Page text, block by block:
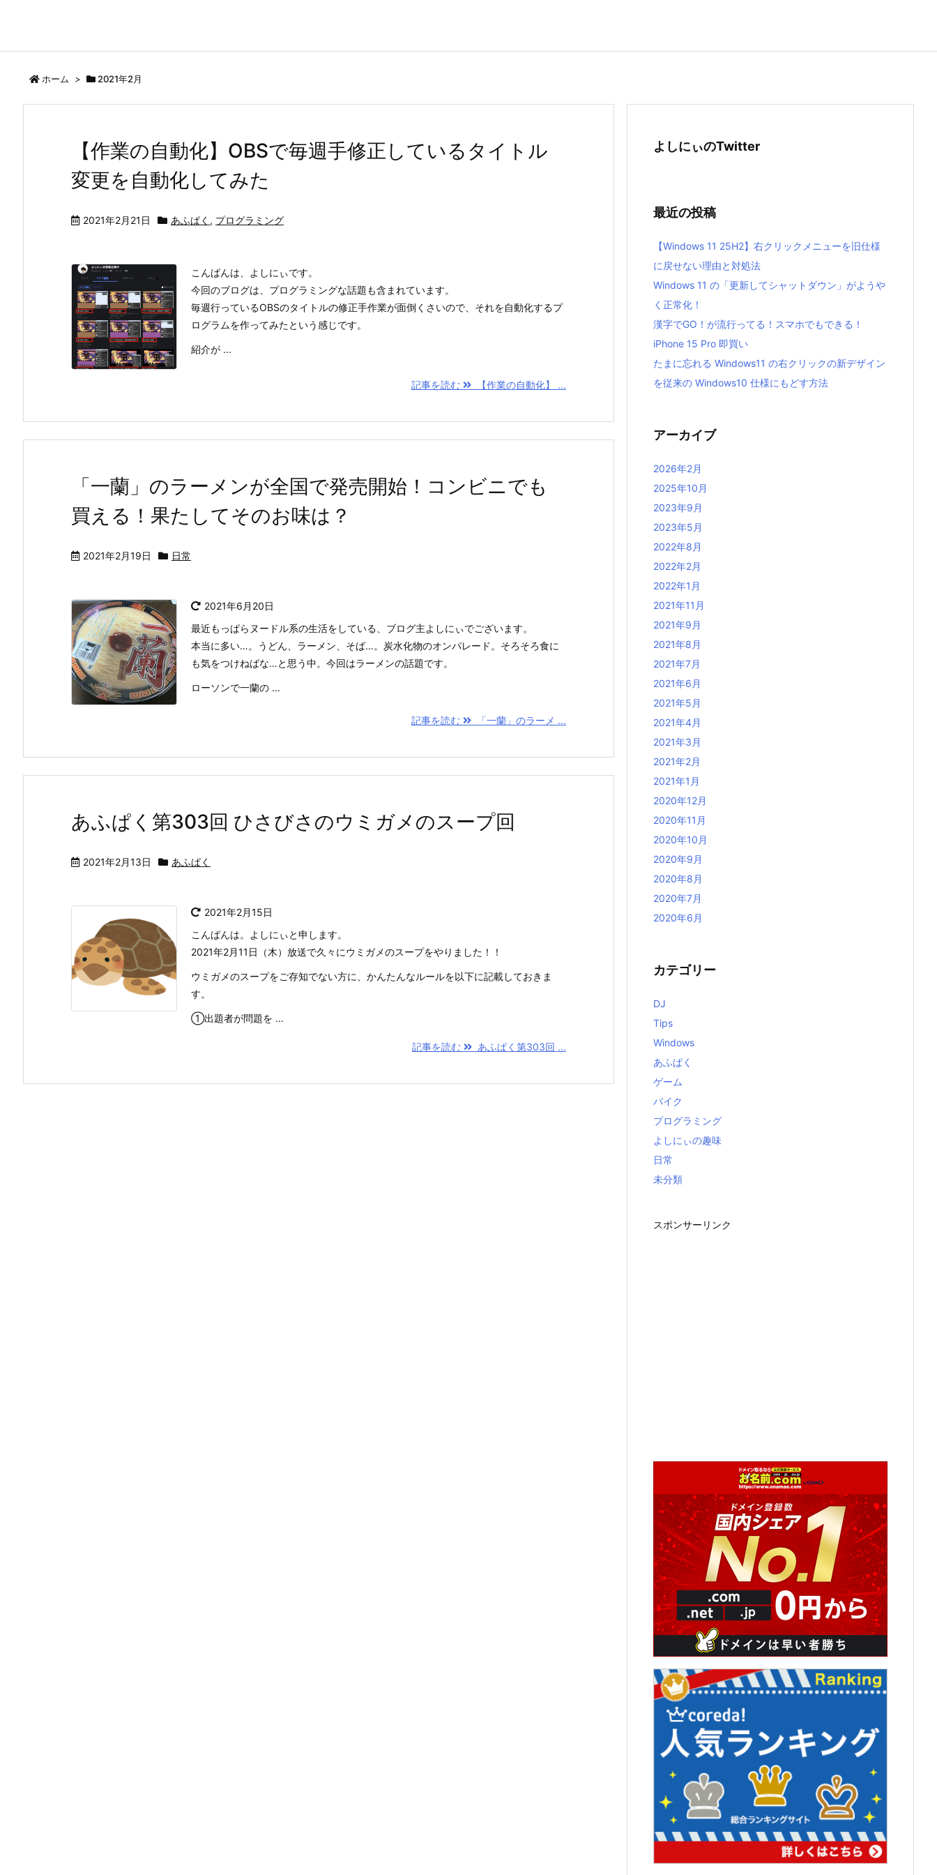
ホーム > 2021年2月
【作業の自動化】OBSで毎週手修正しているタイトル
変更を自動化してみた
2021年2月21日 あふぱく , プログラミング
こんばんは、よしにぃです。
今回のブログは、プログラミングな話題も含まれています。
毎週行っているOBSのタイトルの修正手作業が面倒くさいので、それを自動化するプ
ログラムを作ってみたという感じです。
紹介が ...
記事を読む 【作業の自動化】 ...
「一蘭」のラーメンが全国で発売開始！コンビニでも
買える！果たしてそのお味は？
2021年2月19日 日常
2021年6月20日
最近もっぱらヌードル系の生活をしている、ブログ主よしにぃでございます。
本当に多い…。うどん、ラーメン、そば…。炭水化物のオンパレード。そろそろ食に
も気をつけねばな…と思う中。今回はラーメンの話題です。
ローソンで一蘭の ...
記事を読む 「一蘭」のラーメ ...
あふぱく第303回 ひさびさのウミガメのスープ回
2021年2月13日 あふぱく
2021年2月15日
こんばんは。よしにぃと申します。
2021年2月11日（木）放送で久々にウミガメのスープをやりました！！
ウミガメのスープをご存知でない方に、かんたんなルールを以下に記載しておきま
す。
①出題者が問題を ...
記事を読む あふぱく第303回 ...
よしにぃのTwitter
最近の投稿
【Windows 11 25H2】右クリックメニューを旧仕様
に戻せない理由と対処法
Windows 11 の「更新してシャットダウン」がようや
く正常化！
漢字でGO！が流行ってる！スマホでもできる！
iPhone 15 Pro 即買い
たまに忘れる Windows11 の右クリックの新デザイン
を従来の Windows10 仕様にもどす方法
アーカイブ
2026年2月
2025年10月
2023年9月
2023年5月
2022年8月
2022年2月
2022年1月
2021年11月
2021年9月
2021年8月
2021年7月
2021年6月
2021年5月
2021年4月
2021年3月
2021年2月
2021年1月
2020年12月
2020年11月
2020年10月
2020年9月
2020年8月
2020年7月
2020年6月
カテゴリー
DJ
Tips
Windows
あふぱく
ゲーム
バイク
プログラミング
よしにぃの趣味
日常
未分類
スポンサーリンク